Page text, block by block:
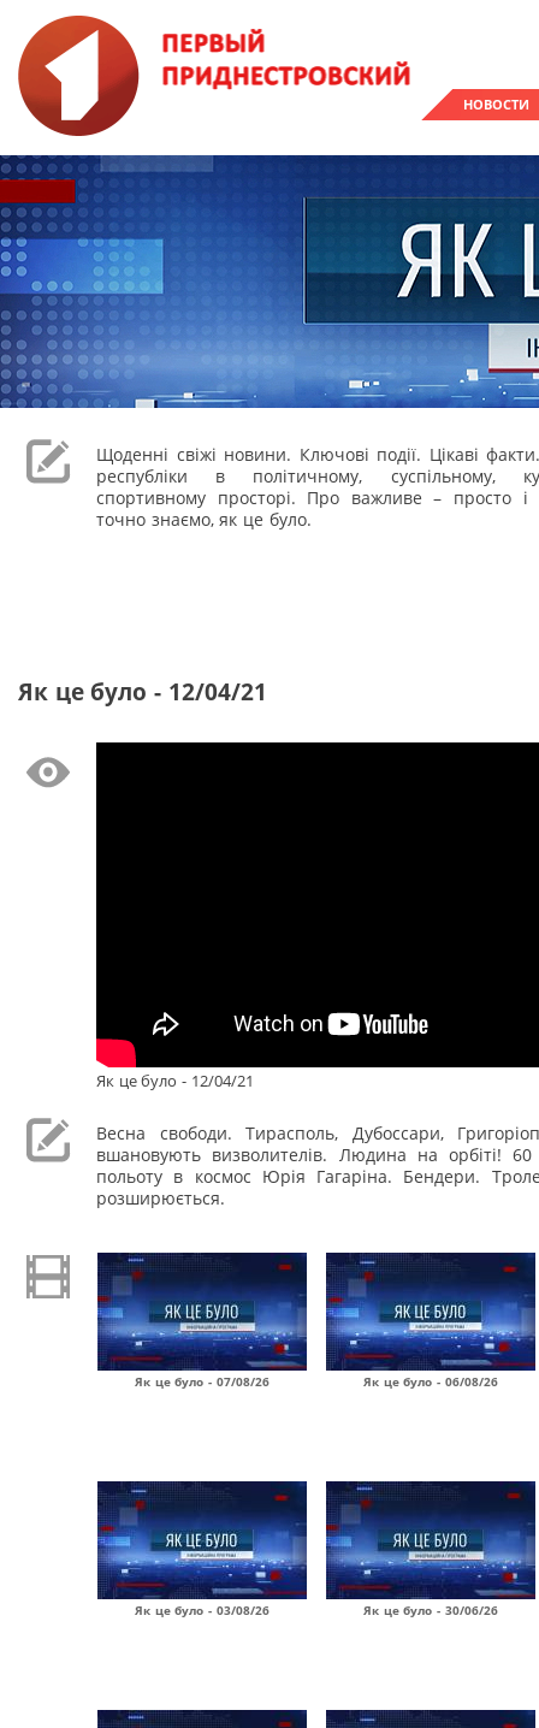
НОВОСТИ
Щоденні свіжі новини. Ключові події. Цікаві
республіки в політичному, суспільному,
спортивному просторі. Про важливе – просто і
точно знаємо, як це було.
Як це було - 12/04/21
Як це було - 12/04/21
Весна свободи. Тирасполь, Дубоссари,
вшановують визволителів. Людина на орбіті!
польоту в космос Юрія Гагаріна. Бендери.
розширюється.
Як це було - 07/08/26 Як це було - 06/08/26
Як це було - 03/08/26 Як це було - 30/06/26